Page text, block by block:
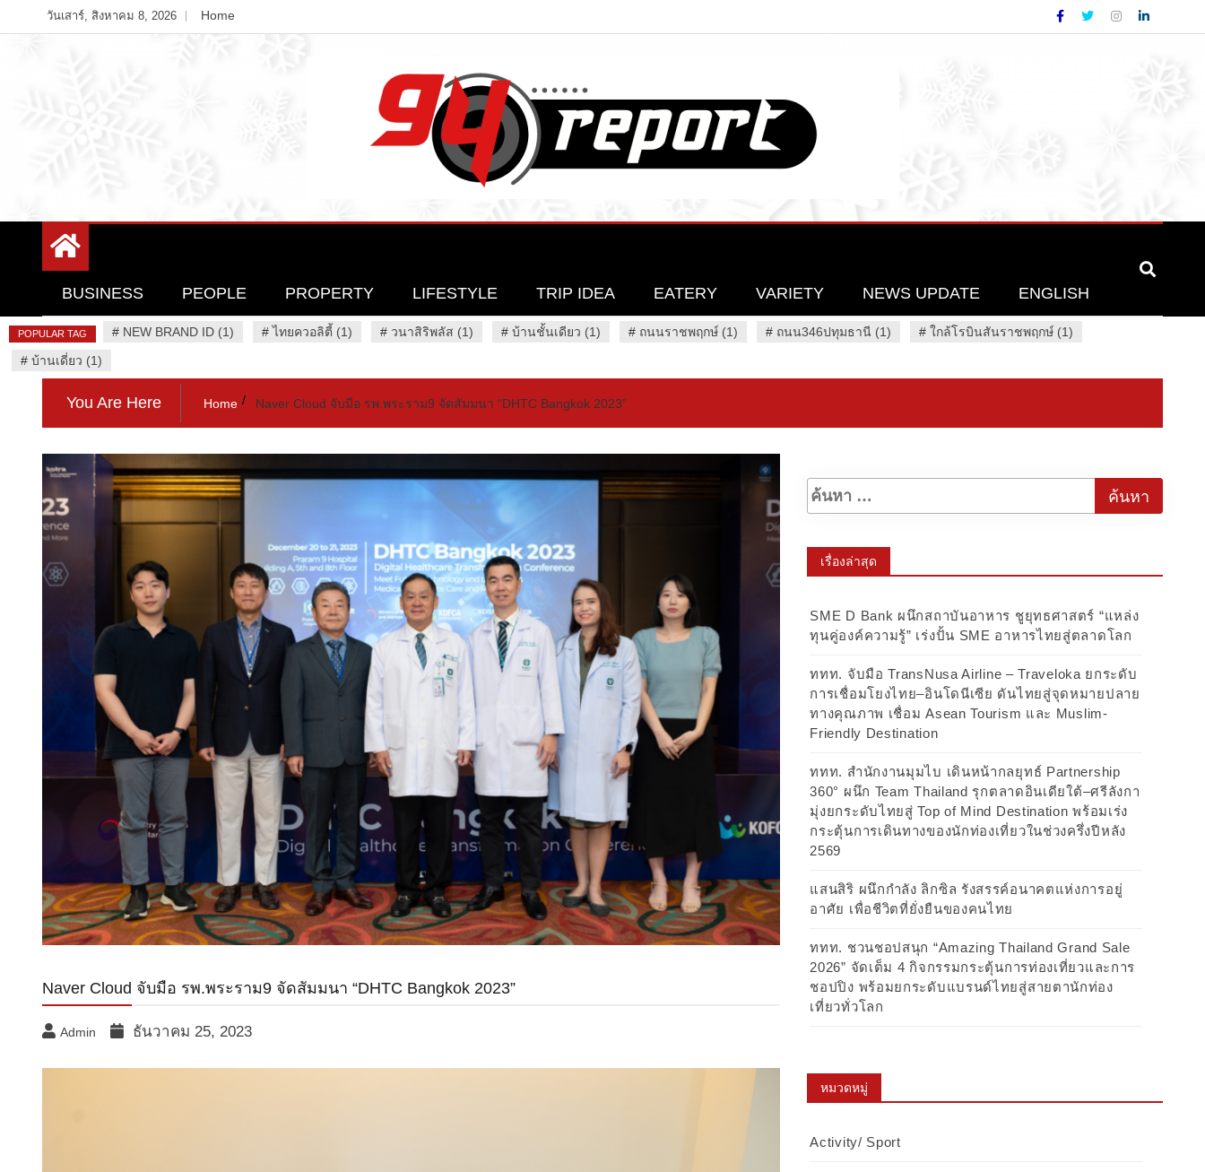
to
วันเสาร์, สิงหาคม 8, 2026 Home
94 Report.com
BUSINESS PEOPLE PROPERTY LIFESTYLE TRIP IDEA EATERY VARIETY NEWS UPDATE ENGLISH
POPULAR TAG # NEW BRAND ID (1) #ไทยควอลิตี้ (1) # วนาสิริพลัส (1) # บ้านชั้นเดียว (1) # ถนนราชพฤกษ์ (1) # ถนน346ปทุมธานี (1) # ใกล้โรบินสันราชพฤกษ์ (1)
# บ้านเดี่ยว (1)
You Are Here Home Naver Cloud จับมือ รพ.พระราม9 จัดสัมมนา “DHTC Bangkok 2023”
Naver Cloud จับมือ รพ.พระราม9 จัดสัมมนา “DHTC Bangkok 2023”
Admin ธันวาคม 25, 2023
เรื่องล่าสุด
SME D Bank ผนึกสถาบันอาหาร ชูยุทธศาสตร์ “แหล่ง
ทุนคู่องค์ความรู้” เร่งปั้น SME อาหารไทยสู่ตลาดโลก
ททท. จับมือ TransNusa Airline – Traveloka ยกระดับ
การเชื่อมโยงไทย–อินโดนีเซีย ดันไทยสู่จุดหมายปลาย
ทางคุณภาพ เชื่อม Asean Tourism และ Muslim-
Friendly Destination
ททท. สำนักงานมุมไบ เดินหน้ากลยุทธ์ Partnership
360° ผนึก Team Thailand รุกตลาดอินเดียใต้–ศรีลังกา
มุ่งยกระดับไทยสู่ Top of Mind Destination พร้อมเร่ง
กระตุ้นการเดินทางของนักท่องเที่ยวในช่วงครึ่งปีหลัง
2569
แสนสิริ ผนึกกำลัง ลิกซิล รังสรรค์อนาคตแห่งการอยู่
อาศัย เพื่อชีวิตที่ยั่งยืนของคนไทย
ททท. ชวนชอปสนุก “Amazing Thailand Grand Sale
2026” จัดเต็ม 4 กิจกรรมกระตุ้นการท่องเที่ยวและการ
ชอปปิง พร้อมยกระดับแบรนด์ไทยสู่สายตานักท่อง
เที่ยวทั่วโลก
หมวดหมู่
Activity/ Sport